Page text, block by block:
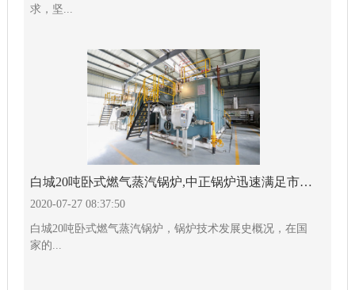
求，坚...
白城20吨卧式燃气蒸汽锅炉,中正锅炉迅速满足市场需要
2020-07-27 08:37:50
白城20吨卧式燃气蒸汽锅炉，锅炉技术发展史概况，在国
家的...